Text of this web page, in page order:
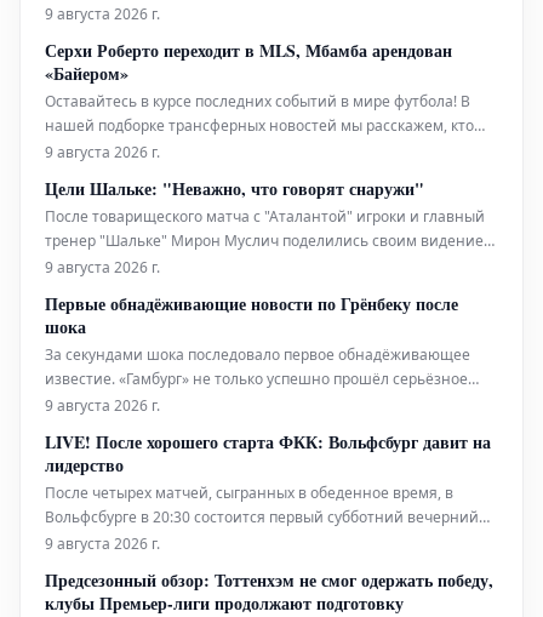
дивизион, Лигу 1, главный тренер Патрик Видейра остался в
наблюдается настоящий ажиотаж вокруг его фигуры,
известный как «Videira m
9 августа 2026 г.
Серхи Роберто переходит в MLS, Мбамба арендован
«Байером»
Оставайтесь в курсе последних событий в мире футбола! В
нашей подборке трансферных новостей мы расскажем, кто
куда переходит, о каких переходах ведутся переговоры и кто
собраны здесь, чтобы вы ничего не пропустили.
9 августа 2026 г.
Цели Шальке: "Неважно, что говорят снаружи"
После товарищеского матча с "Аталантой" игроки и главный
тренер "Шальке" Мирон Муслич поделились своим видением
амбиций клуба на текущий сезон и предстоящей встречи с
9 августа 2026 г.
Первые обнадёживающие новости по Грёнбеку после
шока
За секундами шока последовало первое обнадёживающее
известие. «Гамбург» не только успешно прошёл серьёзное
испытание в матче против «ОСК Лилль», завершившемся со
Грёнбеком. Датчанин в начале второй половины игры,
казалось, был уведён с по
9 августа 2026 г.
LIVE! После хорошего старта ФКК: Вольфсбург давит на
лидерство
После четырех матчей, сыгранных в обеденное время, в
Вольфсбурге в 20:30 состоится первый субботний вечерний
матч нового сезона. Клуб, выбывший из Бундеслиги,
первые очки?
9 августа 2026 г.
Предсезонный обзор: Тоттенхэм не смог одержать победу,
клубы Премьер-лиги продолжают подготовку